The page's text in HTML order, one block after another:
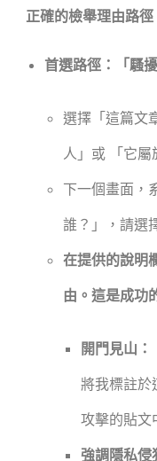
正確的檢舉理由路徑
首選路徑：「騷
選擇「這篇文
人」或 「它屬
下一個畫面，
誰？」，請選
在提供的說明
由。這是成功
開門見山：
將我標註於
攻擊的貼文
強調隱私侵